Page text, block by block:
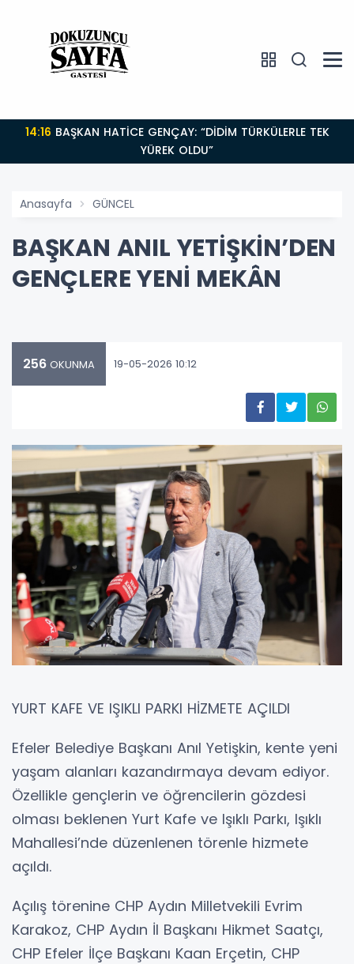
14:16
YÜREK OLDU”
Anasayfa GÜNCEL
BAŞKAN ANIL YETİŞKİN’DEN
GENÇLERE YENİ MEKÂN
256 OKUNMA 19-05-2026 10:12
YURT KAFE VE IŞIKLI PARKI HİZMETE AÇILDI
Efeler Belediye Başkanı Anıl Yetişkin, kente yeni
yaşam alanları kazandırmaya devam ediyor.
Özellikle gençlerin ve öğrencilerin gözdesi
olması beklenen Yurt Kafe ve Işıklı Parkı, Işıklı
Mahallesi’nde düzenlenen törenle hizmete
açıldı.
Açılış törenine CHP Aydın Milletvekili Evrim
Karakoz, CHP Aydın İl Başkanı Hikmet Saatçı,
CHP Efeler İlçe Başkanı Kaan Erçetin, CHP